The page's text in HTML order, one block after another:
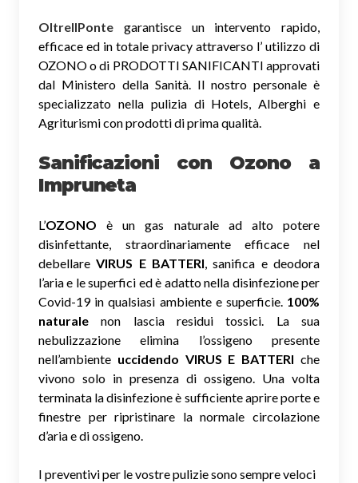
OltreIlPonte garantisce un intervento rapido,
efficace ed in totale privacy attraverso l’ utilizzo di
OZONO o di PRODOTTI SANIFICANTI approvati
dal Ministero della Sanità. Il nostro personale è
specializzato nella pulizia di Hotels, Alberghi e
Agriturismi con prodotti di prima qualità.
Sanificazioni con Ozono a
Impruneta
L’OZONO è un gas naturale ad alto potere
disinfettante, straordinariamente efficace nel
debellareVIRUS E BATTERI, sanifica e deodora
l’aria e le superfici ed è adatto nella disinfezione per
Covid-19 in qualsiasi ambiente e superficie. 100%
naturale non lascia residui tossici. La sua
nebulizzazione elimina l’ossigeno presente
nell’ambiente uccidendo VIRUS E BATTERI che
vivono solo in presenza di ossigeno. Una volta
terminata la disinfezione è sufficiente aprire porte e
finestre per ripristinare la normale circolazione
d’aria e di ossigeno.
I preventivi per le vostre pulizie sono sempre veloci